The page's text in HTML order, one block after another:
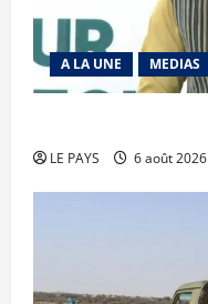
A LA UNE MEDIAS
LE PAYS 6 août 2026